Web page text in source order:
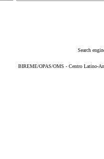
Search
BIREME/OPAS/OMS - Centro Latino-